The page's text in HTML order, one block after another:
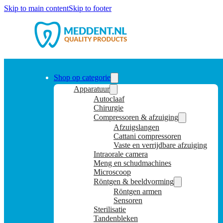
Skip to main contentSkip to footer
Shop op categorie
Apparatuur
Autoclaaf
Chirurgie
Compressoren & afzuiging
Afzuigslangen
Cattani compressoren
Vaste en verrijdbare afzuiging
Intraorale camera
Meng en schudmachines
Microscoop
Röntgen & beeldvorming
Röntgen armen
Sensoren
Sterilisatie
Tandenbleken